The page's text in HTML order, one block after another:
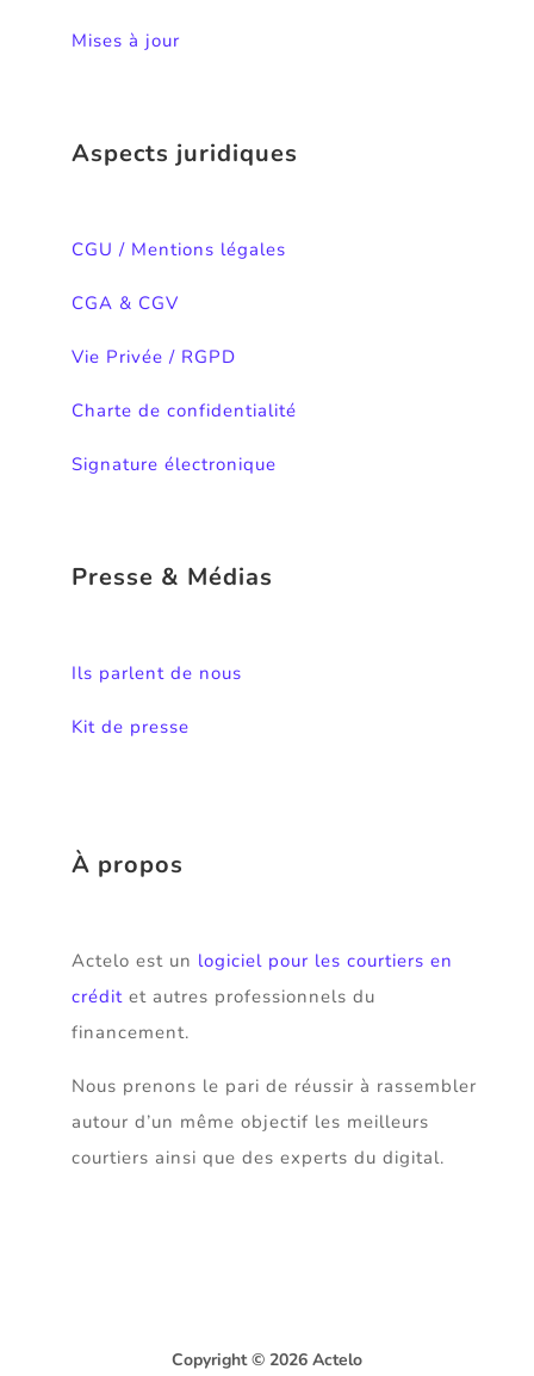
Mises à jour
Aspects juridiques
CGU / Mentions légales
CGA & CGV
Vie Privée / RGPD
Charte de confidentialité
Signature électronique
Presse & Médias
Ils parlent de nous
Kit de presse
À propos
Actelo est un logiciel pour les courtiers en
crédit et autres professionnels du
financement.
Nous prenons le pari de réussir à rassembler
autour d’un même objectif les meilleurs
courtiers ainsi que des experts du digital.
Copyright © 2026 Actelo